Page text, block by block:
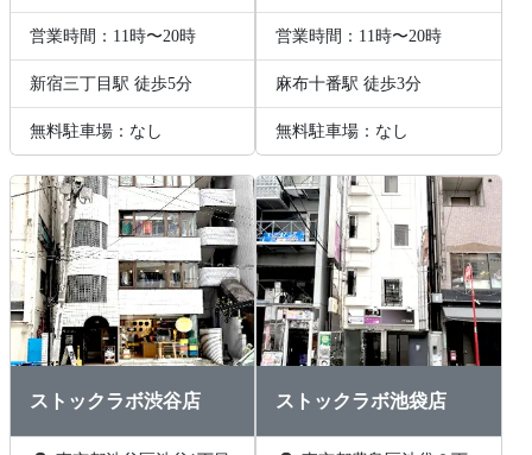
営業時間：11時〜20時
新宿三丁目駅 徒歩5分
無料駐車場：なし
営業時間：11時〜20時
麻布十番駅 徒歩3分
無料駐車場：なし
ストックラボ渋谷店 ストックラボ池袋店